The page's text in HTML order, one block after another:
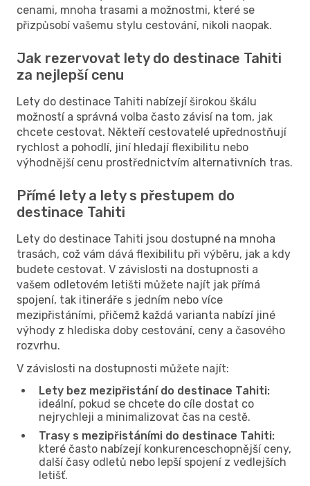
cenami, mnoha trasami a možnostmi, které se
přizpůsobí vašemu stylu cestování, nikoli naopak.
Jak rezervovat lety do destinace Tahiti
za nejlepší cenu
Lety do destinace Tahiti nabízejí širokou škálu
možností a správná volba často závisí na tom, jak
chcete cestovat. Někteří cestovatelé upřednostňují
rychlost a pohodlí, jiní hledají flexibilitu nebo
výhodnější cenu prostřednictvím alternativních tras.
Přímé lety a lety s přestupem do
destinace Tahiti
Lety do destinace Tahiti jsou dostupné na mnoha
trasách, což vám dává flexibilitu při výběru, jak a kdy
budete cestovat. V závislosti na dostupnosti a
vašem odletovém letišti můžete najít jak přímá
spojení, tak itineráře s jedním nebo více
mezipřistáními, přičemž každá varianta nabízí jiné
výhody z hlediska doby cestování, ceny a časového
rozvrhu.
V závislosti na dostupnosti můžete najít:
Lety bez mezipřistání do destinace Tahiti:
ideální, pokud se chcete do cíle dostat co
nejrychleji a minimalizovat čas na cestě.
Trasy s mezipřistáními do destinace Tahiti:
které často nabízejí konkurenceschopnější ceny,
další časy odletů nebo lepší spojení z vedlejších
letišť.